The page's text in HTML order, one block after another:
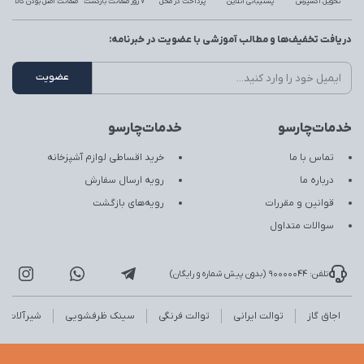
خدمات‌چارسو
تماس با ما
درباره ما
قوانین و مقررات
سوالات متداول
خدمات‌چارسو
خرید اقساطی لوازم آشپزخانه
رویه ارسال سفارش
رویه‌های بازگشت
دریافت تخفیف‌ها و مطالب آموزشی با عضویت در خبرنامه:
تلفن: 90000044 (بدون پیش شماره و رایگان)
اجاق گاز توالت ایرانی توالت فرنگی سینک ظرفشویی شیرآلات